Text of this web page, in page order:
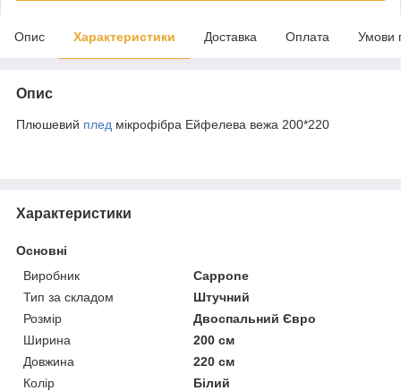
Опис Характеристики Доставка Оплата Умови
Опис
Плюшевий плед мікрофібра Ейфелева вежа 200*220
Характеристики
Основні
Виробник
Cappone
Тип за складом
Штучний
Розмір
Двоспальний Євро
Ширина
200 см
Довжина
220 см
Колір
Білий